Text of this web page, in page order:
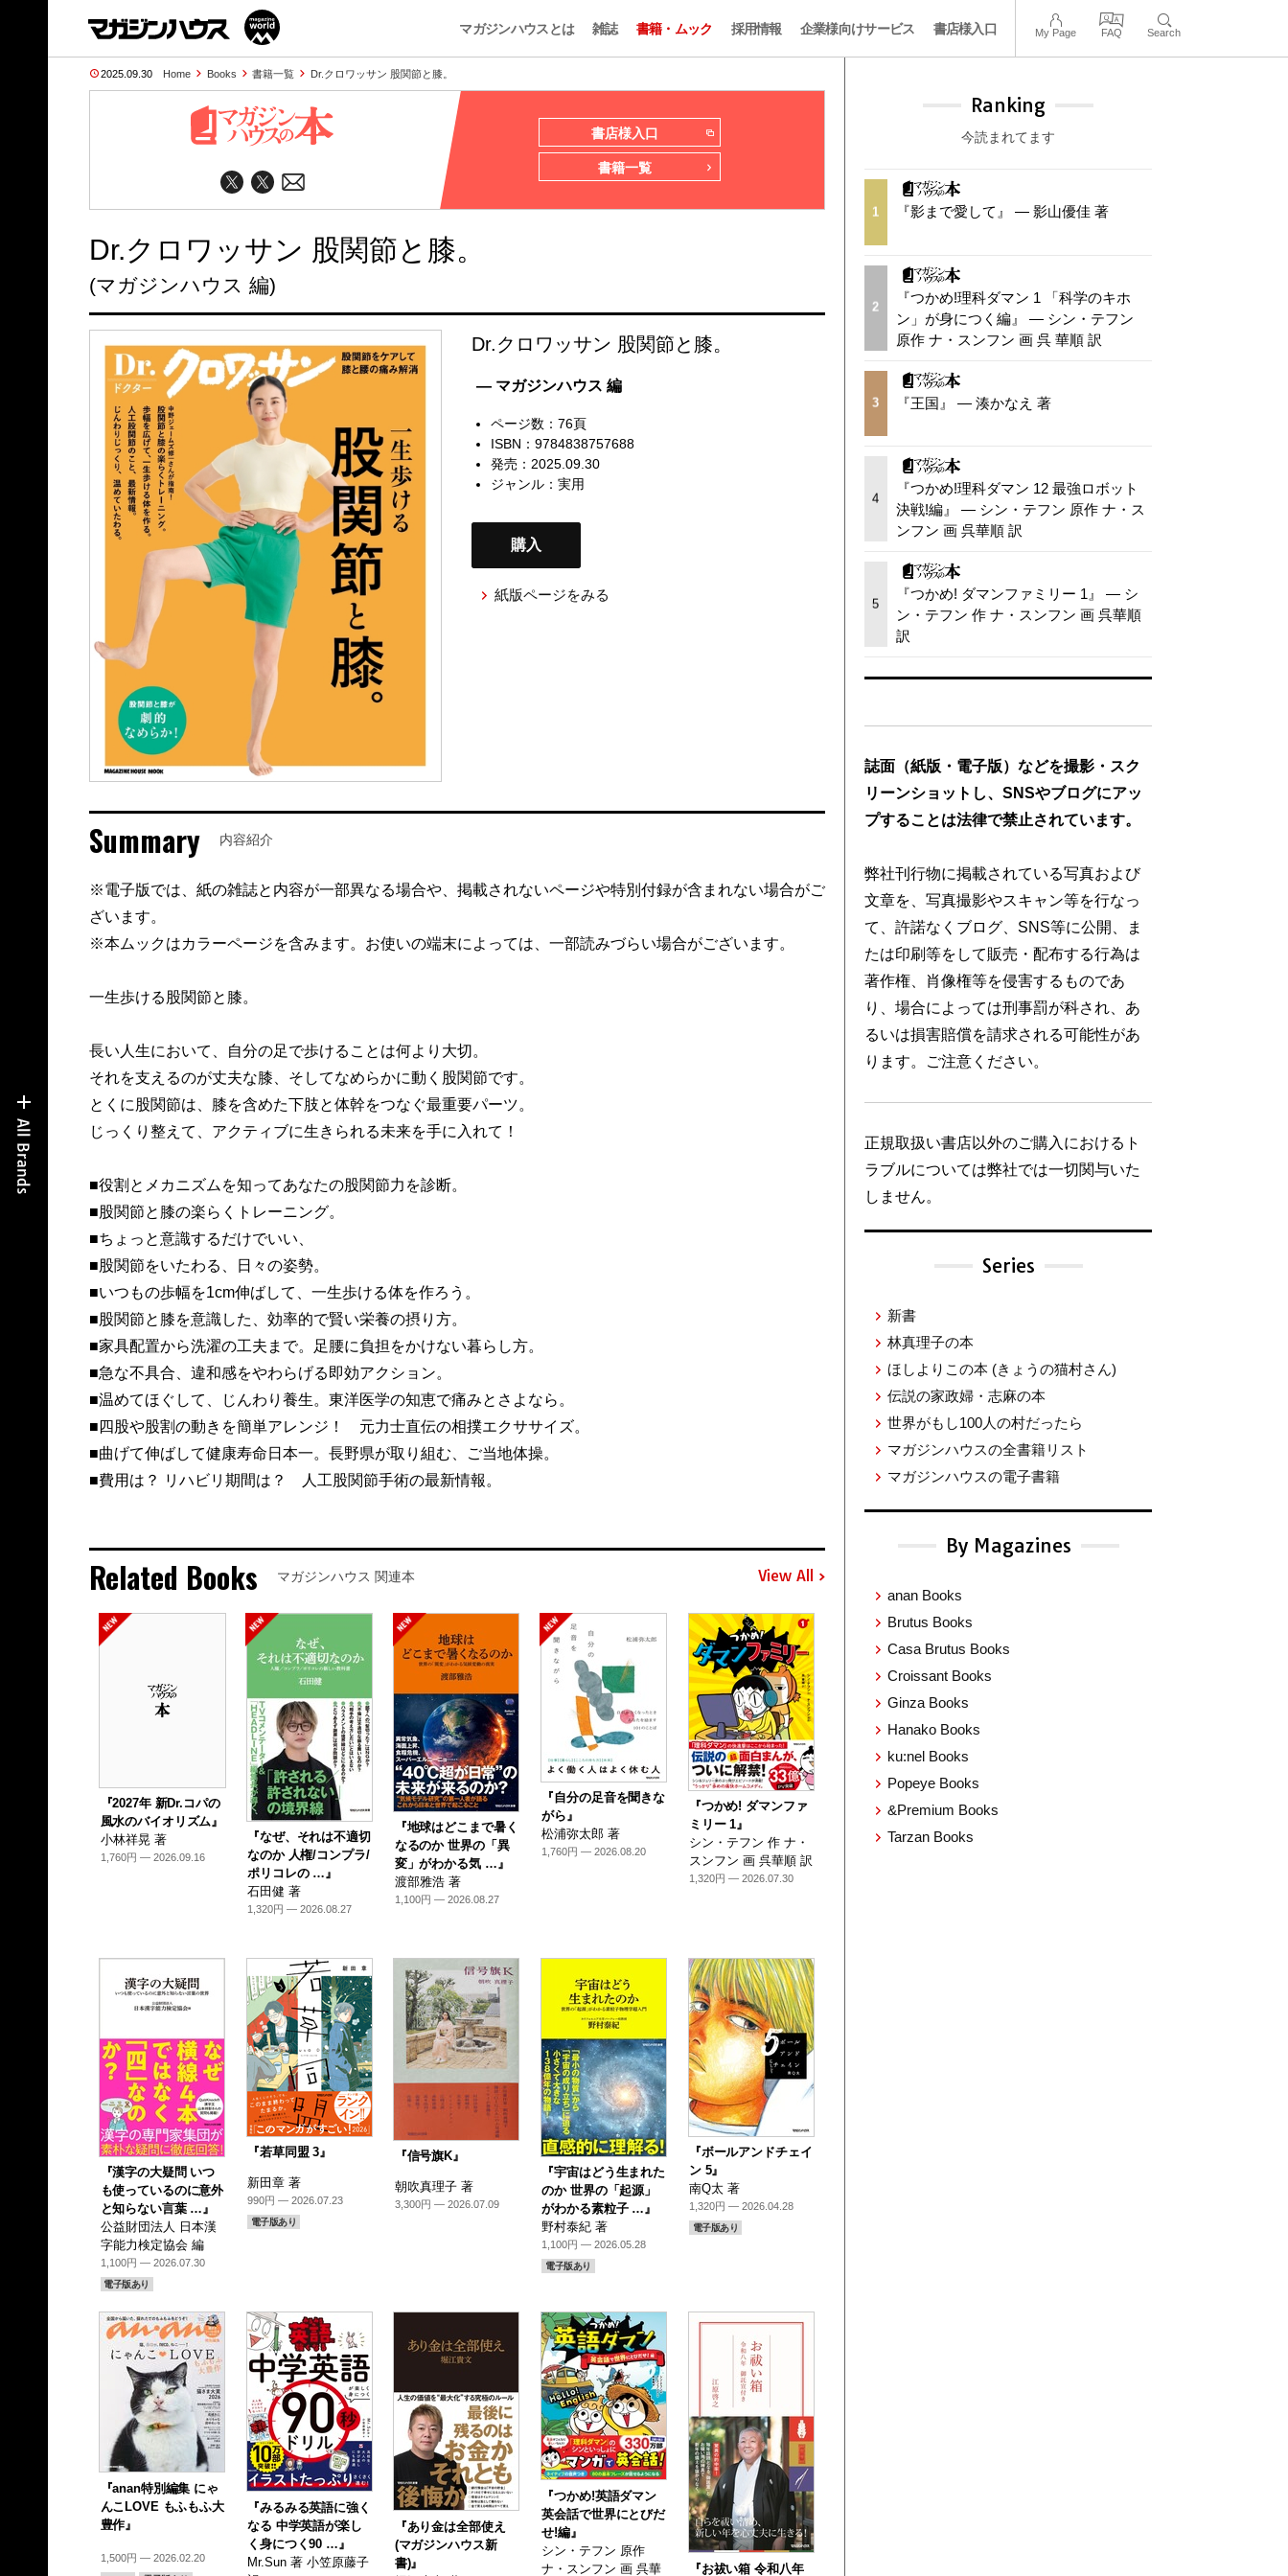
マガジンハウスとは 雑誌 書籍・ムック 採用情報 企業様向けサービス 書店様入口 My Page FAQ Search
2025.09.30 Home Books 書籍一覧 Dr.クロワッサン 股関節と膝。
書店様入口
書籍一覧
Dr.クロワッサン 股関節と膝。
(マガジンハウス 編)
Dr.クロワッサン 股関節と膝。
— マガジンハウス 編
ページ数：76頁
ISBN：9784838757688
発売：2025.09.30
ジャンル： 実用
購入
紙版ページをみる
Summary 内容紹介
※電子版では、紙の雑誌と内容が一部異なる場合や、掲載されないページや特別付録が含まれない場合がご
ざいます。
※本ムックはカラーページを含みます。お使いの端末によっては、一部読みづらい場合がございます。
一生歩ける股関節と膝。
長い人生において、自分の足で歩けることは何より大切。
それを支えるのが丈夫な膝、そしてなめらかに動く股関節です。
とくに股関節は、膝を含めた下肢と体幹をつなぐ最重要パーツ。
じっくり整えて、アクティブに生きられる未来を手に入れて！
■役割とメカニズムを知ってあなたの股関節力を診断。
■股関節と膝の楽らくトレーニング。
■ちょっと意識するだけでいい、
■股関節をいたわる、日々の姿勢。
■いつもの歩幅を1cm伸ばして、一生歩ける体を作ろう。
■股関節と膝を意識した、効率的で賢い栄養の摂り方。
■家具配置から洗濯の工夫まで。足腰に負担をかけない暮らし方。
■急な不具合、違和感をやわらげる即効アクション。
■温めてほぐして、じんわり養生。東洋医学の知恵で痛みとさよなら。
■四股や股割の動きを簡単アレンジ！ 元力士直伝の相撲エクササイズ。
■曲げて伸ばして健康寿命日本一。長野県が取り組む、ご当地体操。
■費用は？ リハビリ期間は？ 人工股関節手術の最新情報。
Related Books マガジンハウス 関連本 View All
『2027年 新Dr.コパの
風水のバイオリズム』
小林祥晃 著
1,760円 — 2026.09.16
『なぜ、それは不適切
なのか 人権/コンプラ/
ポリコレの …』
石田健 著
1,320円 — 2026.08.27
『地球はどこまで暑く
なるのか 世界の「異
変」がわかる気 …』
渡部雅浩 著
1,100円 — 2026.08.27
『自分の足音を聞きな
がら』
松浦弥太郎 著
1,760円 — 2026.08.20
『つかめ! ダマンファ
ミリー 1』
シン・テフン 作 ナ・
スンフン 画 呉華順 訳
1,320円 — 2026.07.30
『漢字の大疑問 いつ
も使っているのに意外
と知らない言葉 …』
公益財団法人 日本漢
字能力検定協会 編
1,100円 — 2026.07.30
電子版あり
『若草同盟 3』
新田章 著
990円 — 2026.07.23
電子版あり
『信号旗K』
朝吹真理子 著
3,300円 — 2026.07.09
『宇宙はどう生まれた
のか 世界の「起源」
がわかる素粒子 …』
野村泰紀 著
1,100円 — 2026.05.28
電子版あり
『ボールアンドチェイ
ン 5』
南Q太 著
1,320円 — 2026.04.28
電子版あり
『anan特別編集 にゃ
んこLOVE もふもふ大
豊作』
1,500円 — 2026.02.20
『みるみる英語に強く
なる 中学英語が楽し
く身につく90 …』
Mr.Sun 著 小笠原藤子
『あり金は全部使え
(マガジンハウス新
書)』
『つかめ!英語ダマン
英会話で世界にとびだ
せ!編』
シン・テフン 原作
ナ・スンフン 画 呉華
『お祓い箱 令和八年
Ranking
今読まれてます
1 『影まで愛して』 — 影山優佳 著
2
『つかめ!理科ダマン 1 「科学のキホ
ン」が身につく編』 — シン・テフン
原作 ナ・スンフン 画 呉 華順 訳
3 『王国』 — 湊かなえ 著
4
『つかめ!理科ダマン 12 最強ロボット
決戦!編』 — シン・テフン 原作 ナ・ス
ンフン 画 呉華順 訳
5
『つかめ! ダマンファミリー 1』 — シ
ン・テフン 作 ナ・スンフン 画 呉華順
訳
誌面（紙版・電子版）などを撮影・スク
リーンショットし、SNSやブログにアッ
プすることは法律で禁止されています。
弊社刊行物に掲載されている写真および
文章を、写真撮影やスキャン等を行なっ
て、許諾なくブログ、SNS等に公開、ま
たは印刷等をして販売・配布する行為は
著作権、肖像権等を侵害するものであ
り、場合によっては刑事罰が科され、あ
るいは損害賠償を請求される可能性があ
ります。ご注意ください。
正規取扱い書店以外のご購入におけるト
ラブルについては弊社では一切関与いた
しません。
Series
新書
林真理子の本
ほしよりこの本 (きょうの猫村さん)
伝説の家政婦・志麻の本
世界がもし100人の村だったら
マガジンハウスの全書籍リスト
マガジンハウスの電子書籍
By Magazines
anan Books
Brutus Books
Casa Brutus Books
Croissant Books
Ginza Books
Hanako Books
ku:nel Books
Popeye Books
&Premium Books
Tarzan Books